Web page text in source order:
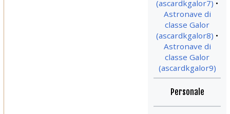
(ascardkgalor7)
Astronave di
classe Galor
(ascardkgalor8)
Astronave di
classe Galor
(ascardkgalor9)
Personale